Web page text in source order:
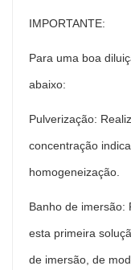
IMPORTANTE:
Para uma boa
abaixo:
Pulverização:
concentração
homogeneização.
Banho de imersão:
esta primeira
de imersão, de